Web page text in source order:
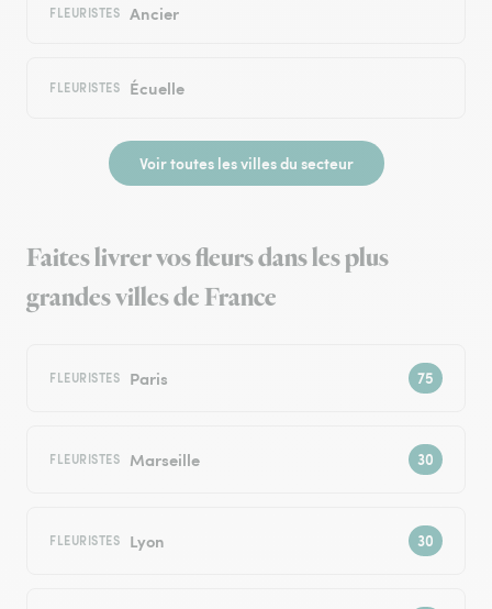
FLEURISTES Ancier
FLEURISTES Écuelle
Voir toutes les villes du secteur
Faites livrer vos fleurs dans les plus
grandes villes de France
FLEURISTES Paris
FLEURISTES Marseille
FLEURISTES Lyon